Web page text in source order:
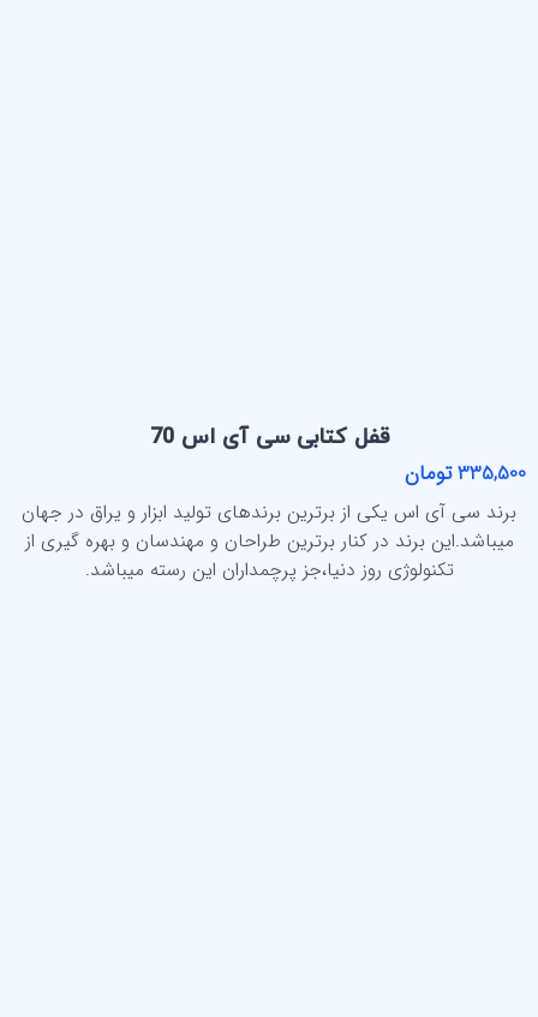
قفل کتابی سی آی اس 70
335,500 تومان
برند سی آی اس یکی از برترین برندهای تولید ابزار و یراق در جهان
میباشد.این برند در کنار برترین طراحان و مهندسان و بهره گیری از
تکنولوژی روز دنیا،جز پرچمداران این رسته میباشد.